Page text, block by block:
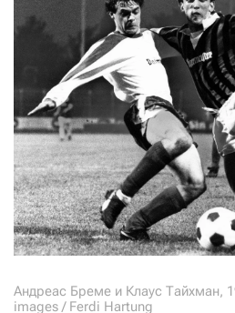
Андреас Бреме и Клаус Тайхман,
images / Ferdi Hartung